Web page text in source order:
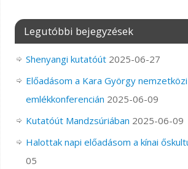
Legutóbbi bejegyzések
Shenyangi kutatóút 2025-06-27
Előadásom a Kara György nemzetközi
emlékkonferencián 2025-06-09
Kutatóút Mandzsúriában 2025-06-09
Halottak napi előadásom a kínai
05